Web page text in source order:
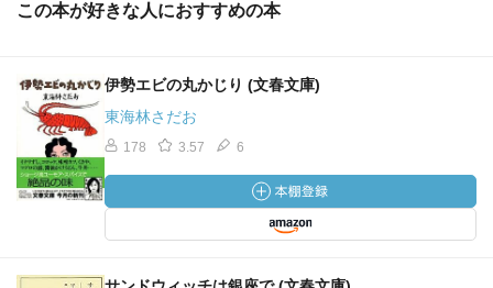
この本が好きな人におすすめの本
伊勢エビの丸かじり (文春文庫)
東海林さだお
178 3.57 6